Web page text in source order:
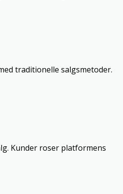
traditionelle salgsmetoder.
Kunder roser platformens